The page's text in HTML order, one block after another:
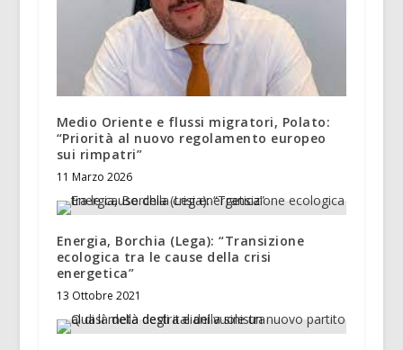
Medio Oriente e flussi migratori, Polato:
“Priorità al nuovo regolamento europeo
sui rimpatri”
11 Marzo 2026
Energia, Borchia (Lega): “Transizione
ecologica tra le cause della crisi
energetica”
13 Ottobre 2021